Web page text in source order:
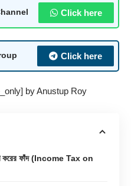
Click here
Click here
byAnustup Roy
করের ফাঁদ (Income Tax on